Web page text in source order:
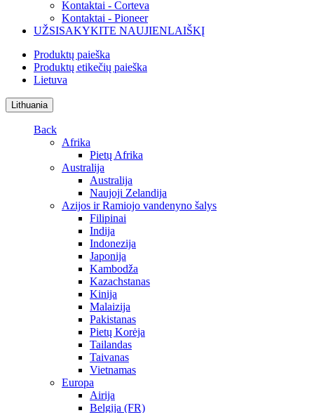
Kontaktai - Corteva
Kontaktai - Pioneer
UŽSISAKYKITE NAUJIENLAIŠKĮ
Produktų paieška
Produktų etikečių paieška
Lietuva
Lithuania
Back
Afrika
Pietų Afrika
Australija
Australija
Naujoji Zelandija
Azijos ir Ramiojo vandenyno šalys
Filipinai
Indija
Indonezija
Japonija
Kambodža
Kazachstanas
Kinija
Malaizija
Pakistanas
Pietų Korėja
Tailandas
Taivanas
Vietnamas
Europa
Airija
Belgija (FR)